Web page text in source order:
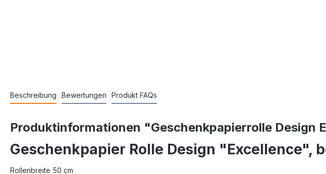
Beschreibung Bewertungen Produkt FAQs
Produktinformationen "Geschenkpapierrolle Design
Geschenkpapier Rolle Design "Excellence",
Rollenbreite 50 cm